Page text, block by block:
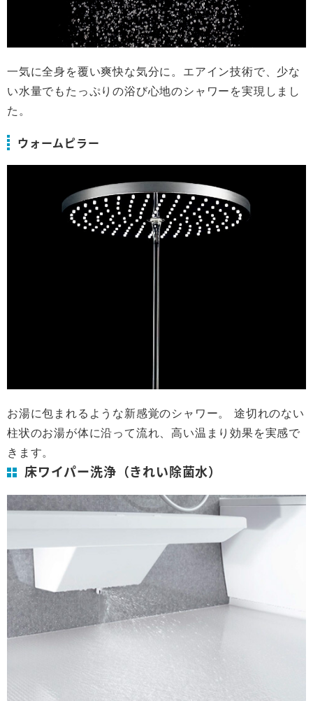
一気に全身を覆い爽快な気分に。エアイン技術で、少な
い水量でもたっぷりの浴び心地のシャワーを実現しまし
た。
ウォームピラー
お湯に包まれるような新感覚のシャワー。 途切れのない
柱状のお湯が体に沿って流れ、高い温まり効果を実感で
きます。
床ワイパー洗浄（きれい除菌水）